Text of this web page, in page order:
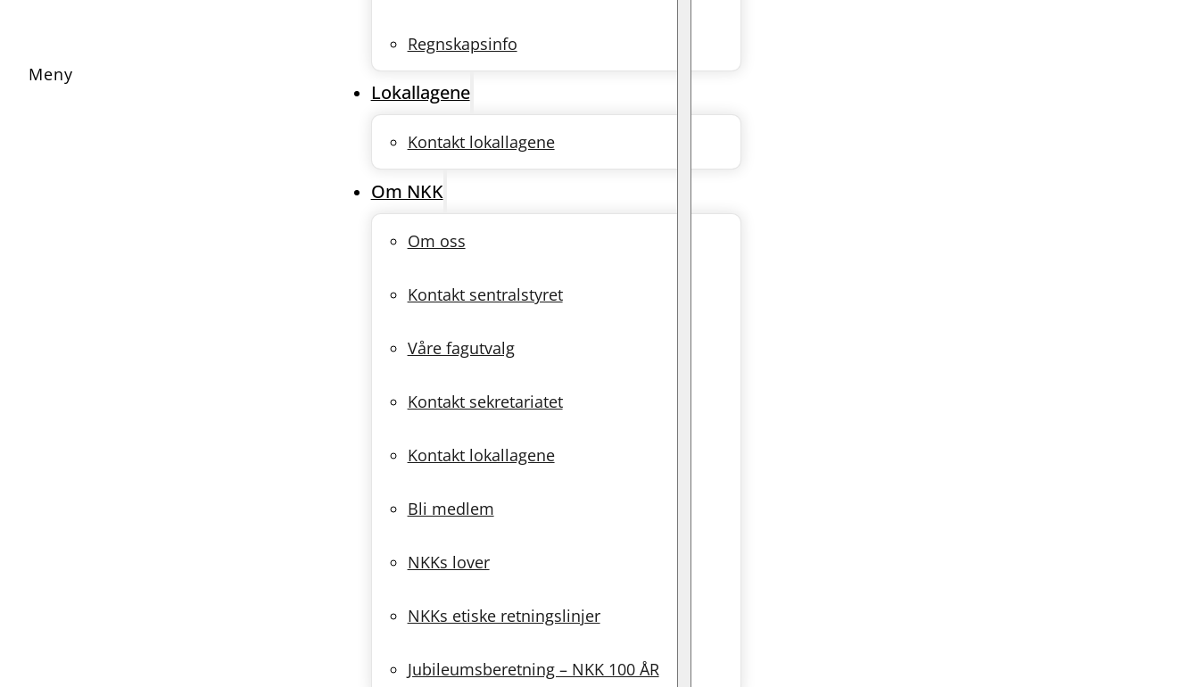
Regnskapsinfo
Lokallagene
Kontakt lokallagene
Om NKK
Om oss
Kontakt sentralstyret
Våre fagutvalg
Kontakt sekretariatet
Kontakt lokallagene
Bli medlem
NKKs lover
NKKs etiske retningslinjer
Jubileumsberetning – NKK 100 ÅR